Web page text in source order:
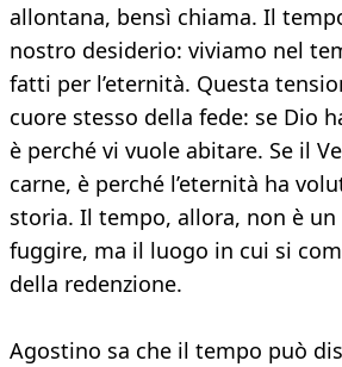
allontana, bensì chiama. Il
nostro desiderio: viviamo nel
fatti per l’eternità. Questa
cuore stesso della fede: se Dio
è perché vi vuole abitare. Se il
carne, è perché l’eternità ha
storia. Il tempo, allora, non è un
fuggire, ma il luogo in cui si
della redenzione.
Agostino sa che il tempo può